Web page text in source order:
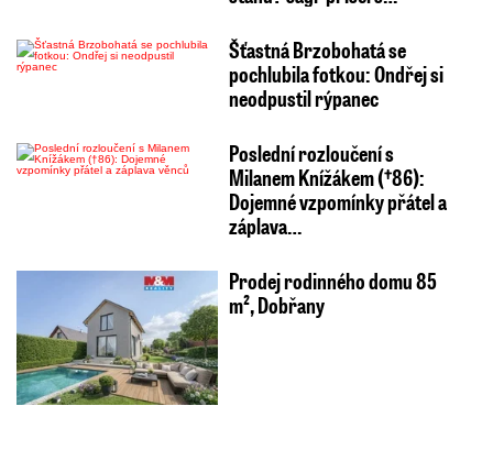
Šťastná Brzobohatá se
pochlubila fotkou: Ondřej si
neodpustil rýpanec
Poslední rozloučení s
Milanem Knížákem (†86):
Dojemné vzpomínky přátel a
záplava…
Prodej rodinného domu 85
m², Dobřany